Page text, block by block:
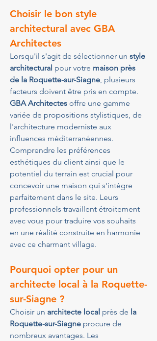
Choisir le bon style
architectural avec GBA
Architectes
Lorsqu'il s'agit de sélectionner un style
architectural pour votre maison près
de la Roquette-sur-Siagne, plusieurs
facteurs doivent être pris en compte.
GBA Architectes offre une gamme
variée de propositions stylistiques, de
l'architecture moderniste aux
influences méditerranéennes.
Comprendre les préférences
esthétiques du client ainsi que le
potentiel du terrain est crucial pour
concevoir une maison qui s'intègre
parfaitement dans le site. Leurs
professionnels travaillent étroitement
avec vous pour traduire vos souhaits
en une réalité construite en harmonie
avec ce charmant village.
Pourquoi opter pour un
architecte local à la Roquette-
sur-Siagne ?
Choisir un architecte local près de la
Roquette-sur-Siagne procure de
nombreux avantages. Les